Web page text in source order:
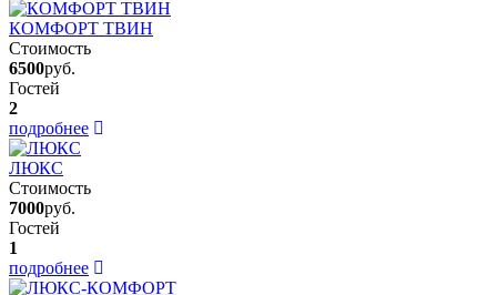
КОМФОРТ ТВИН
Стоимость
6500руб.
Гостей
2
подробнее
ЛЮКС
Стоимость
7000руб.
Гостей
1
подробнее